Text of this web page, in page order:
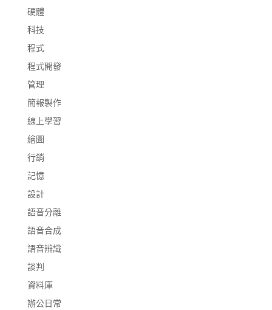
硬體
科技
程式
程式開發
管理
簡報製作
線上學習
繪圖
行銷
記憶
設計
語音分離
語音合成
語音辨識
談判
資料庫
辦公日常